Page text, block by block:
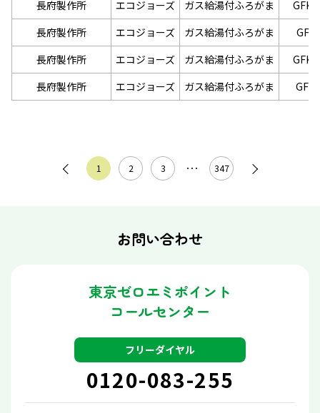
長府製作所
エコジョーズ ガス給湯付ふろがま
GFK-
長府製作所
エコジョーズ ガス給湯付ふろがま
長府製作所
エコジョーズ ガス給湯付ふろがま
GFK-
長府製作所
エコジョーズ ガス給湯付ふろがま
1 2 3 ･･･ 347
お問い合わせ
東京ゼロエミポイント
コールセンター
フリーダイヤル
0120-083-255